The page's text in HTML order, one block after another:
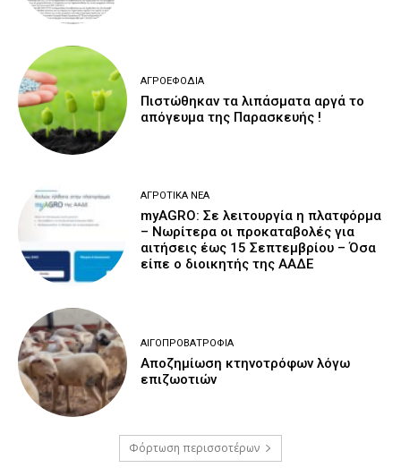
ΑΓΡΟΕΦΌΔΙΑ
Πιστώθηκαν τα λιπάσματα αργά το
απόγευμα της Παρασκευής !
ΑΓΡΟΤΙΚΆ ΝΈΑ
myAGRO: Σε λειτουργία η πλατφόρμα
– Νωρίτερα οι προκαταβολές για
αιτήσεις έως 15 Σεπτεμβρίου – Όσα
είπε ο διοικητής της ΑΑΔΕ
ΑΙΓΟΠΡΟΒΑΤΡΟΦΊΑ
Αποζημίωση κτηνοτρόφων λόγω
επιζωοτιών
Φόρτωση περισσοτέρων